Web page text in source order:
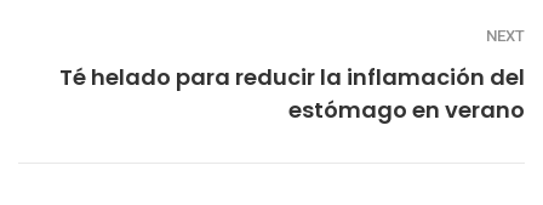
NEXT
Té helado para reducir la inflamación del
estómago en verano